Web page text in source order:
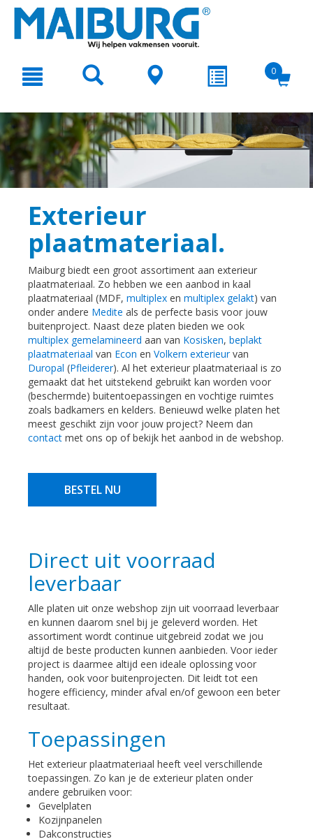
text.skipToNavigation
0
Exterieur
plaatmateriaal.
Maiburg biedt een groot assortiment aan exterieur
plaatmateriaal. Zo hebben we een aanbod in kaal
plaatmateriaal (MDF, multiplex en multiplex gelakt) van
onder andere Medite als de perfecte basis voor jouw
buitenproject. Naast deze platen bieden we ook
multiplex gemelamineerd aan van Kosisken, beplakt
plaatmateriaal van Econ en Volkern exterieurvan
Duropal (Pfleiderer). Al het exterieur plaatmateriaal is zo
gemaakt dat het uitstekend gebruikt kan worden voor
(beschermde) buitentoepassingen en vochtige ruimtes
zoals badkamers en kelders. Benieuwd welke platen het
meest geschikt zijn voor jouw project? Neem dan
contact met ons op of bekijk het aanbod in de webshop.
BESTEL NU
Direct uit voorraad
leverbaar
Alle platen uit onze webshop zijn uit voorraad leverbaar
en kunnen daarom snel bij je geleverd worden. Het
assortiment wordt continue uitgebreid zodat we jou
altijd de beste producten kunnen aanbieden. Voor ieder
project is daarmee altijd een ideale oplossing voor
handen, ook voor buitenprojecten. Dit leidt tot een
hogere efficiency, minder afval en/of gewoon een beter
resultaat.
Toepassingen
Het exterieur plaatmateriaal heeft veel verschillende
toepassingen. Zo kan je de exterieur platen onder
andere gebruiken voor:
Gevelplaten
Kozijnpanelen
Dakconstructies